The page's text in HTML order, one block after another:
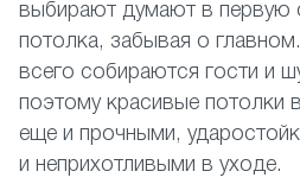
выбирают думают в первую
потолка, забывая о
всего собираются гости и
поэтому красивые потолки
еще и прочными,
и неприхотливыми в уходе.